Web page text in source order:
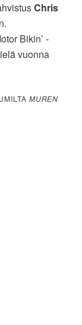
Chris
Bikin’ -
vuonna
MUREN